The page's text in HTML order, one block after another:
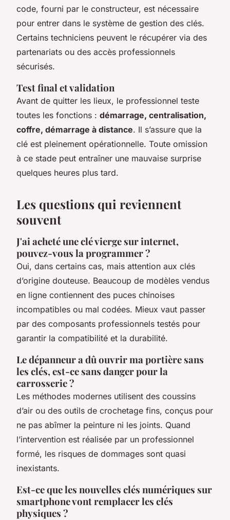
code, fourni par le constructeur, est nécessaire
pour entrer dans le système de gestion des clés.
Certains techniciens peuvent le récupérer via des
partenariats ou des accès professionnels
sécurisés.
Test final et validation
Avant de quitter les lieux, le professionnel teste
toutes les fonctions : démarrage, centralisation,
coffre, démarrage à distance. Il s’assure que la
clé est pleinement opérationnelle. Toute omission
à ce stade peut entraîner une mauvaise surprise
quelques heures plus tard.
Les questions qui reviennent
souvent
J'ai acheté une clé vierge sur internet,
pouvez-vous la programmer ?
Oui, dans certains cas, mais attention aux clés
d’origine douteuse. Beaucoup de modèles vendus
en ligne contiennent des puces chinoises
incompatibles ou mal codées. Mieux vaut passer
par des composants professionnels testés pour
garantir la compatibilité et la durabilité.
Le dépanneur a dû ouvrir ma portière sans
les clés, est-ce sans danger pour la
carrosserie ?
Les méthodes modernes utilisent des coussins
d’air ou des outils de crochetage fins, conçus pour
ne pas abîmer la peinture ni les joints. Quand
l’intervention est réalisée par un professionnel
formé, les risques de dommages sont quasi
inexistants.
Est-ce que les nouvelles clés numériques sur
smartphone vont remplacer les clés
physiques ?